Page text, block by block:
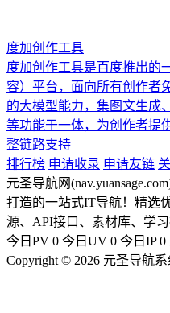
度加创作工具
度加创作工具是百度推出的
容）平台，面向所有创作者
的大模型能力，集图文生成
等功能于一体，为创作者提
整链路支持
排行榜 申请收录 申请友链
元圣导航网
打造的一站式IT导航！精选
源、API接口、素材库、学
今日PV 0 今日UV 0 今日IP0
Copyright © 2026 元圣导航